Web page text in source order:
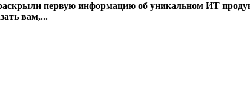
первую информацию об уникальном ИТ
вам,...